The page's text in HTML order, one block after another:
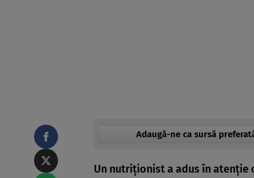
Adaugă-ne ca sursă
Un nutriționist a adus în atenție